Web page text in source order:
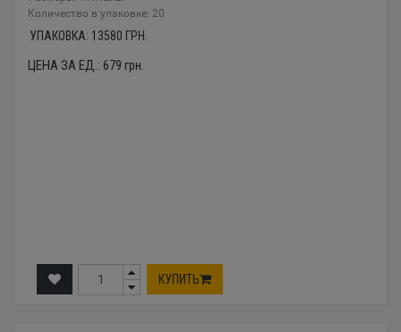
Количество в упаковке: 20
УПАКОВКА: 13580 ГРН.
ЦЕНА ЗА ЕД.: 679 грн.
КУПИТЬ